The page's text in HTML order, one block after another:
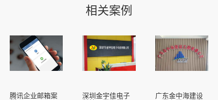
相关案例
腾讯企业邮箱案 深圳金宇佳电子 广东金中海建设